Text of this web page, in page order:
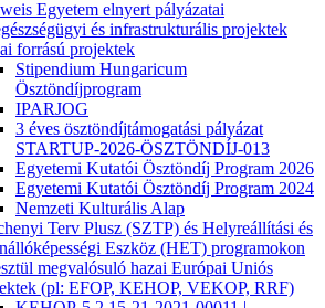
Egyetem elnyert pályázatai
és infrastrukturális projektek
forrású projektek
Stipendium Hungaricum
Ösztöndíjprogram
IPARJOG
3 éves ösztöndíjtámogatási pályázat
STARTUP-2026-ÖSZTÖNDÍJ-013
Egyetemi Kutatói Ösztöndíj Program 2026
Egyetemi Kutatói Ösztöndíj Program 2024
Nemzeti Kulturális Alap
Terv Plusz (SZTP) és Helyreállítási és
Eszköz (HET) programokon
megvalósuló hazai Európai Uniós
(pl: EFOP, KEHOP, VEKOP, RRF)